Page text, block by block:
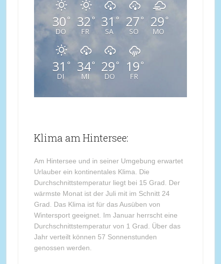
30 °
DO
32°
FR
31°
SA
27 °
SO
29 °
MO
31 °
DI
34°
MI
29 °
DO
19 °
FR
Klima am Hintersee:
Am Hintersee und in seiner Umgebung erwartet
Urlauber ein kontinentales Klima. Die
Durchschnittstemperatur liegt bei 15 Grad. Der
wärmste Monat ist der Juli mit im Schnitt 24
Grad. Das Klima ist für das Ausüben von
Wintersport geeignet. Im Januar herrscht eine
Durchschnittstemperatur von 1 Grad. Über das
Jahr verteilt können 57 Sonnenstunden
genossen werden.